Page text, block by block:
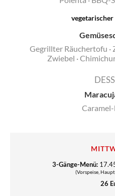
Gegrillter Räuchertofu ·
Zwiebel ·
3-Gänge-Menü:
(Vorspeise,
26